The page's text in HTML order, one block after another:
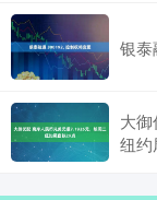
银泰
大
纽约